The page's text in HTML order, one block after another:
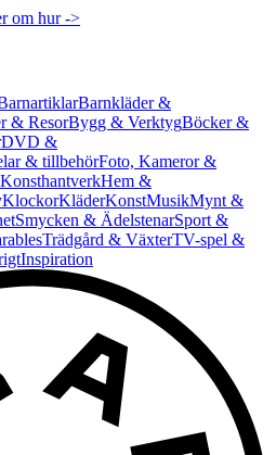
om hur ->
Barnkläder &
& ResorBygg & VerktygBöcker &
DVD &
& tillbehörFoto, Kameror &
Hem &
KlockorKläderKonstMusikMynt &
Smycken & ÄdelstenarSport &
Trädgård & VäxterTV-spel &
Inspiration